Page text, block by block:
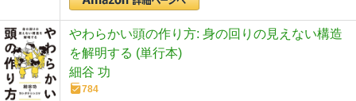
やわらかい頭の作り方: 身の回りの見えない構造
を解明する (単行本)
細谷 功
784